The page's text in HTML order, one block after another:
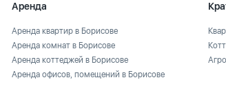
Аренда
Аренда квартир в Борисове
Аренда комнат в Борисове
Аренда коттеджей в Борисове
Аренда офисов, помещений в Борисове